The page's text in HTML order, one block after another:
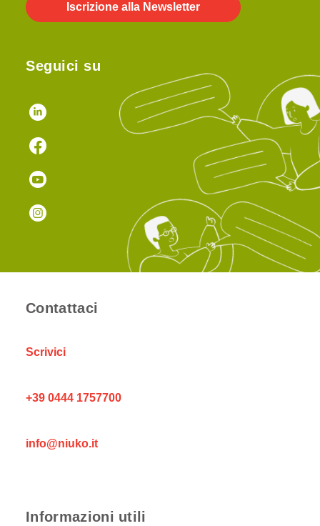
Iscrizione alla Newsletter
Seguici su
Contattaci
Scrivici
+39 0444 1757700
info@niuko.it
Informazioni utili